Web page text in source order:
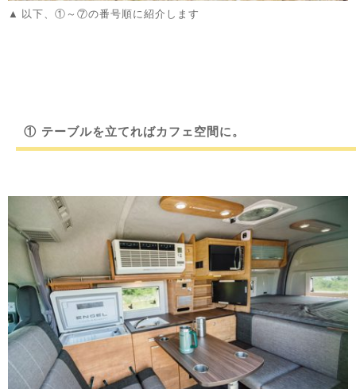
以下、①～⑦の番号順に紹介します
① テーブルを立てればカフェ空間に。